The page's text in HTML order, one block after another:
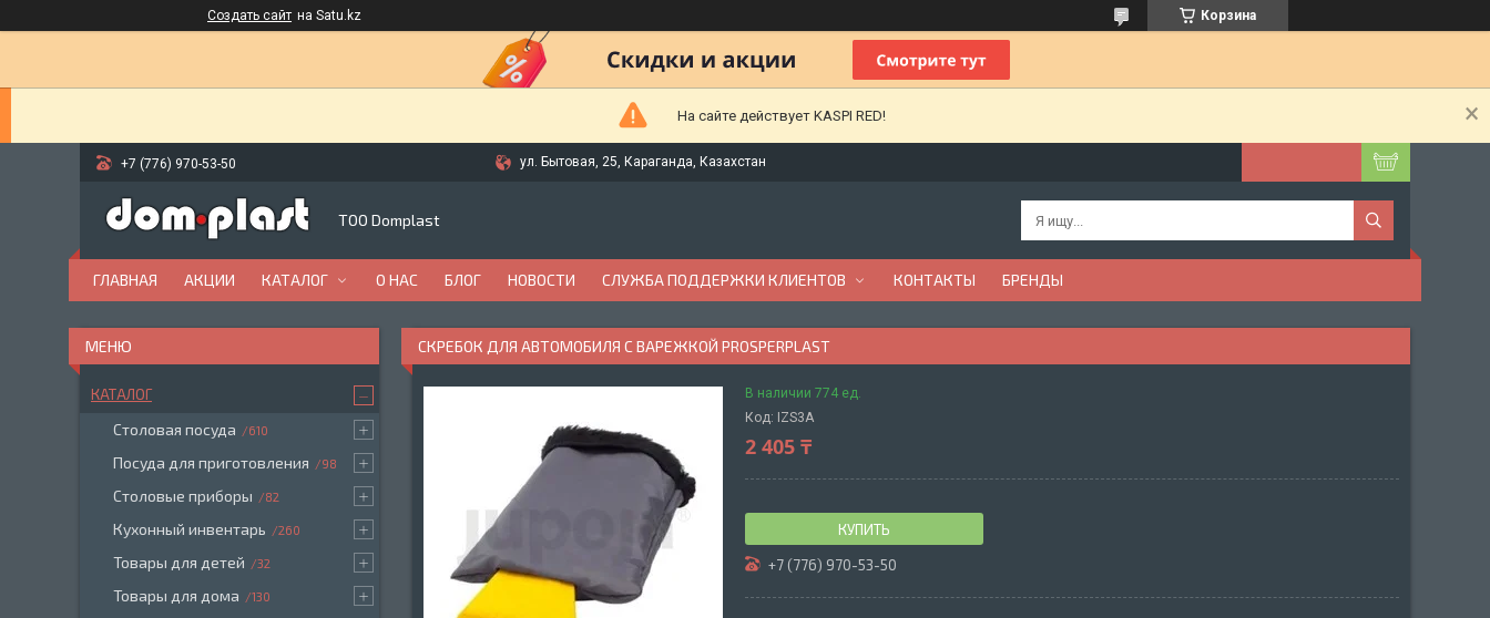
Создать сайт на Satu.kz Корзина
На сайте действует KASPI RED!
+7 (776) 970-53-50 ул. Бытовая, 25, Караганда, Казахстан
ТОО Domplast
ГЛАВНАЯ АКЦИИ КАТАЛОГ О НАС БЛОГ НОВОСТИ СЛУЖБА ПОДДЕРЖКИ КЛИЕНТОВ КОНТАКТЫ БРЕНДЫ
СКРЕБОК ДЛЯ АВТОМОБИЛЯ С ВАРЕЖКОЙ PROSPERPLAST
В наличии 774 ед.
Код: IZS3A
2 405 ₸
КУПИТЬ
+7 (776) 970-53-50
КАТАЛОГ
Столовая посуда 610
Посуда для приготовления 98
Столовые приборы 82
Кухонный инвентарь 260
Товары для детей 32
Товары для дома 130